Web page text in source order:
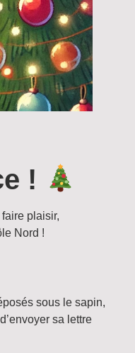
!
plaisir,
Nord !
sous le sapin,
sa lettre